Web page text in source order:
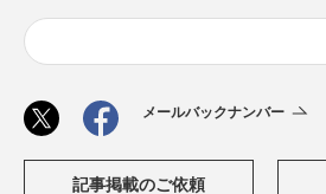
メールバックナンバー
記事掲載のご依頼